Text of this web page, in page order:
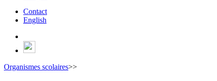
Contact
English
Organismes scolaires>>